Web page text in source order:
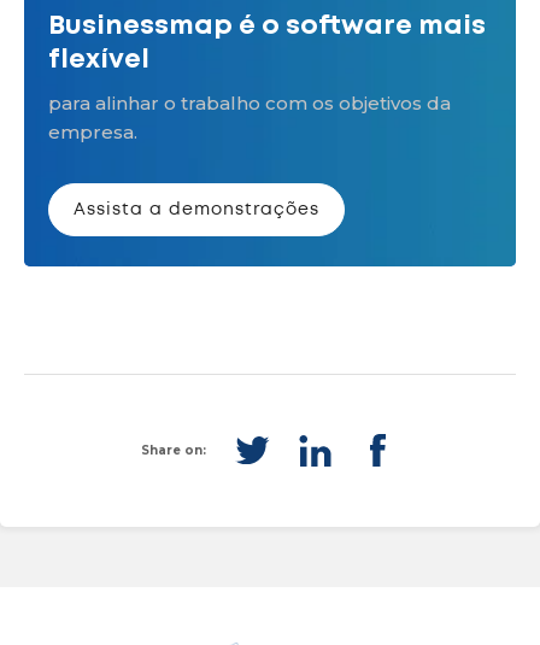
Businessmap é o software mais
flexível
para alinhar o trabalho com os objetivos da
empresa.
Assista a demonstrações
Share on: